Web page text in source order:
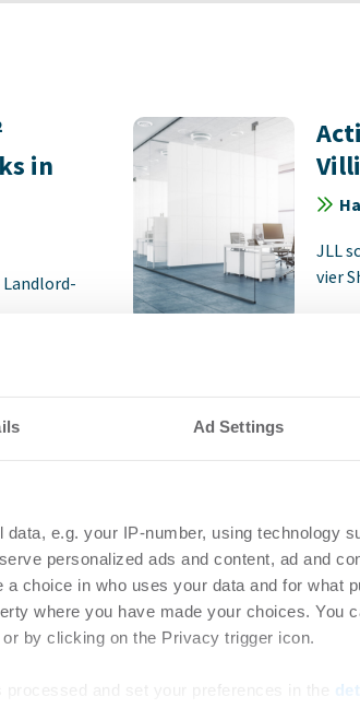
Ad Settings
data, e.g. your IP-number, using technology
personalized ads and content, ad and
choice in who uses your data and for what
where you have made your choices. You
by clicking on the Privacy trigger icon.
in
JLL
vier